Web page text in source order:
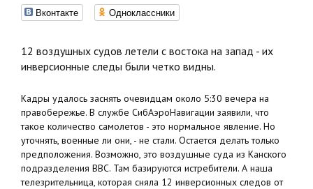
Вконтакте Одноклассники
12 воздушных судов летели с востока на запад - их
инверсионные следы были четко видны.
Кадры удалось заснять очевидцам около 5:30 вечера на
правобережье. В службе СибАэроНавигации заявили, что
такое количество самолетов - это нормальное явление. Но
уточнять, военные ли они, - не стали. Остается делать только
предположения. Возможно, это воздушные суда из Канского
подразделения ВВС. Там базируются истребители. А наша
телезрительница, которая сняла 12 инверсионных следов от